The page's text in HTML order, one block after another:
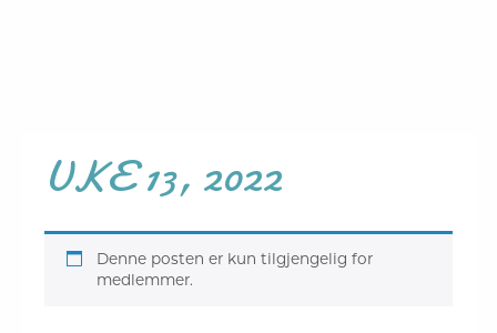
UKE 13, 2022
Denne posten er kun tilgjengelig for
medlemmer.